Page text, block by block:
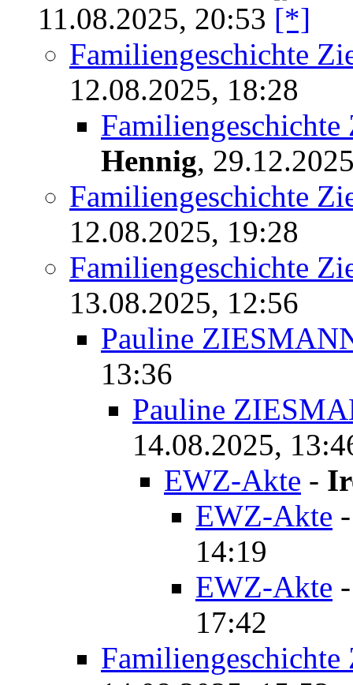
11.08.2025, 20:53
Familiengeschichte
12.08.2025, 18:28
Familiengeschichte
Hennig,
Familiengeschichte
12.08.2025, 19:28
Familiengeschichte
13.08.2025, 12:56
Pauline
13:36
Pauline
14.08.2025,
EWZ-Akte -
EWZ-Akte
14:19
EWZ-Akte
17:42
Familiengeschichte